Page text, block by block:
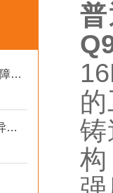
定期维护是降低物联网电动球阀故障率的关键方法
ZDLP单座调节阀维修时如何清除异物？